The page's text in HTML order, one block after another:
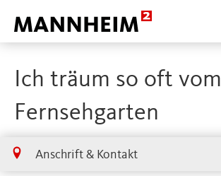
Ich träum so oft vom
Fernsehgarten
Anschrift & Kontakt